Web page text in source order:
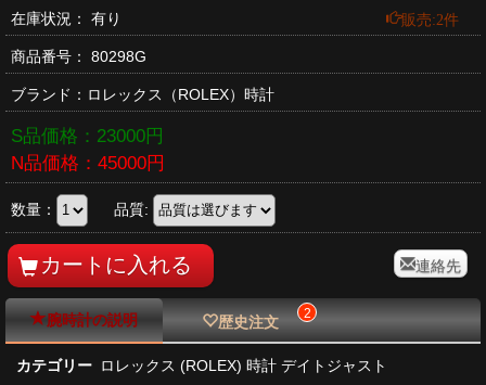
在庫状況： 有り 販売:2件
商品番号： 80298G
ブランド： ロレックス （ROLEX）時計
S品価格： 23000円
N品価格： 45000円
数量： 品質:
連絡先
腕時計の説明 歴史注文 2
カテゴリー ロレックス (ROLEX) 時計 デイトジャスト